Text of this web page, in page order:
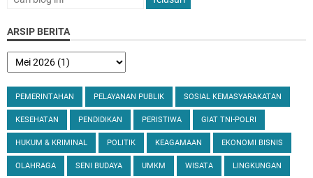
ARSIP BERITA
PEMERINTAHAN PELAYANAN PUBLIK SOSIAL KEMASYARAKATAN
KESEHATAN PENDIDIKAN PERISTIWA GIAT TNI-POLRI
HUKUM & KRIMINAL POLITIK KEAGAMAAN EKONOMI BISNIS
OLAHRAGA SENI BUDAYA UMKM WISATA LINGKUNGAN